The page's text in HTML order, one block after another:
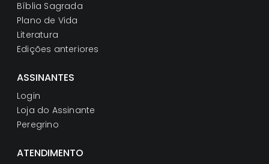
Bíblia Sagrada
Plano de Vida
Literatura
Edições anteriores
ASSINANTES
Login
Loja do Assinante
Peregrino
ATENDIMENTO